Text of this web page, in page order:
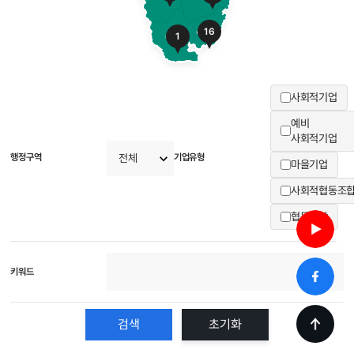
1 16
행정구역 기업유형
사회적기업
예비
사회적기업
마을기업
사회적협동조
협동조합
키워드
초기화